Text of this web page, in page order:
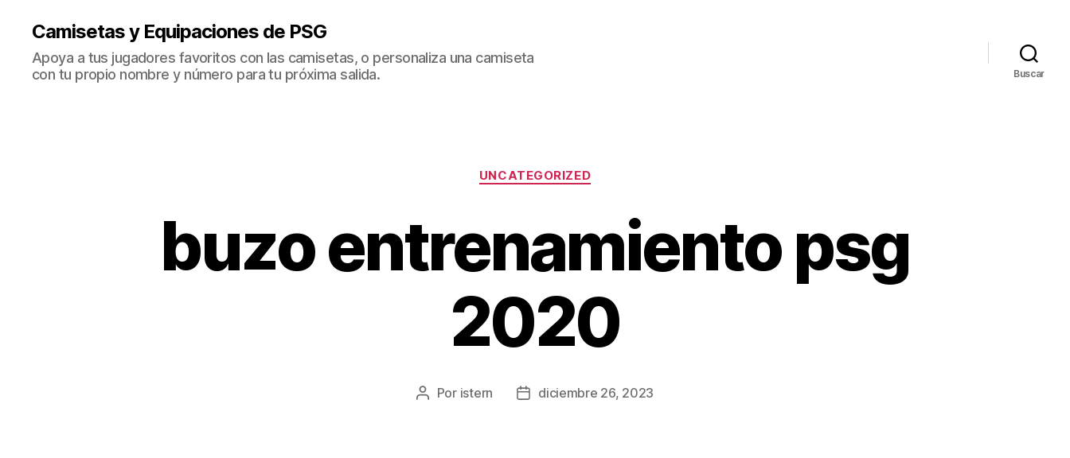
Camisetas y Equipaciones de PSG
Apoya a tus jugadores favoritos con las camisetas, o personaliza una camiseta
con tu propio nombre y número para tu próxima salida.
Buscar
Categorías
UNCATEGORIZED
buzo entrenamiento psg
2020
Autor
Por istern
Fechadiciembre 26, 2023